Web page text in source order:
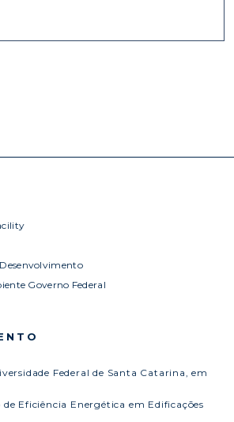
Governo Federal
Federal de Santa Catarina, em
Eficiência Energética em Edificações